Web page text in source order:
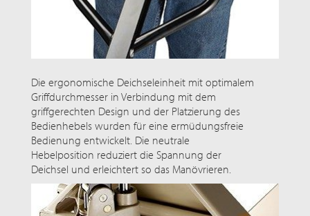
Die ergonomische Deichseleinheit mit optimalem
Griffdurchmesser in Verbindung mit dem
griffgerechten Design und der Platzierung des
Bedienhebels wurden für eine ermüdungsfreie
Bedienung entwickelt. Die neutrale
Hebelposition reduziert die Spannung der
Deichsel und erleichtert so das Manövrieren.